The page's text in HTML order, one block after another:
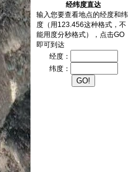
经纬度直达
输入您要查看地点的经度和纬
度（用123.456这种格式，不
能用度分秒格式），点击GO
即可到达
经度：
纬度：